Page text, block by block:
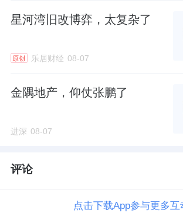
星河湾旧改博弈，太复杂了
原创 乐居财经 08-07
金隅地产，仰仗张鹏了
进深 08-07
评论
点击下载App参与更多互